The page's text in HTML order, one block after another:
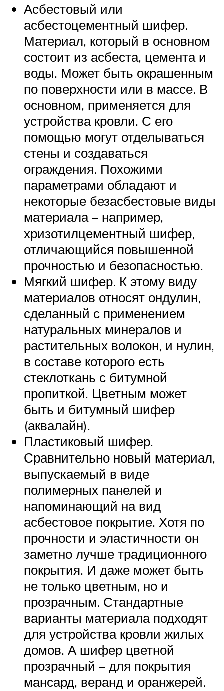
Асбестовый или
асбестоцементный шифер.
Материал, который в основном
состоит из асбеста, цемента и
воды. Может быть окрашенным
по поверхности или в массе. В
основном, применяется для
устройства кровли. С его
помощью могут отделываться
стены и создаваться
ограждения. Похожими
параметрами обладают и
некоторые безасбестовые виды
материала – например,
хризотилцементный шифер,
отличающийся повышенной
прочностью и безопасностью.
Мягкий шифер. К этому виду
материалов относят ондулин,
сделанный с применением
натуральных минералов и
растительных волокон, и нулин,
в составе которого есть
стеклоткань с битумной
пропиткой. Цветным может
быть и битумный шифер
(аквалайн).
Пластиковый шифер.
Сравнительно новый материал,
выпускаемый в виде
полимерных панелей и
напоминающий на вид
асбестовое покрытие. Хотя по
прочности и эластичности он
заметно лучше традиционного
покрытия. И даже может быть
не только цветным, но и
прозрачным. Стандартные
варианты материала подходят
для устройства кровли жилых
домов. А шифер цветной
прозрачный – для покрытия
мансард, веранд и оранжерей.